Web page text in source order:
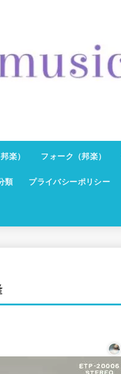
楽） フォーク（邦楽）
類 プライバシーポリシー